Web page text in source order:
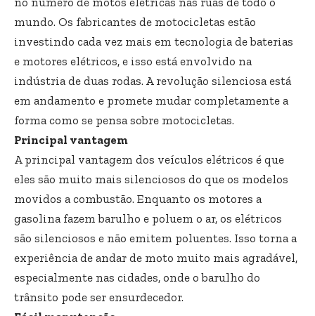
mundo. Os fabricantes de motocicletas estão
investindo cada vez mais em tecnologia de baterias
e motores elétricos, e isso está envolvido na
indústria de duas rodas. A revolução silenciosa está
em andamento e promete mudar completamente a
forma como se pensa sobre motocicletas.
Principal vantagem
A principal vantagem dos veículos elétricos é que
eles são muito mais silenciosos do que os modelos
movidos a combustão. Enquanto os motores a
gasolina fazem barulho e poluem o ar, os elétricos
são silenciosos e não emitem poluentes. Isso torna a
experiência de andar de moto muito mais agradável,
especialmente nas cidades, onde o barulho do
trânsito pode ser ensurdecedor.